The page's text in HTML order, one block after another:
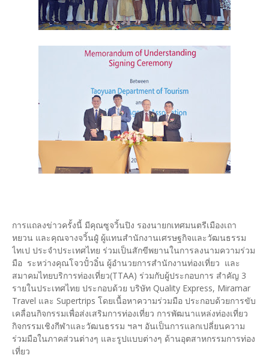
การแถลงข่าวครั้งนี้ มีคุณซูจวิ้นปิง รองนายกเทศมนตรีเมืองเถา
หยวน และคุณจางจวิ้นฝู๋ ผู้แทนสำนักงานเศรษฐกิจและวัฒนธรรม
ไทเป ประจำประเทศไทย ร่วมเป็นสักขีพยานในการลงนามความร่วม
มือ ระหว่างคุณโจวปั๋วอิ๋น ผู้อำนวยการสำนักงานท่องเที่ยว และ
สมาคมไทยบริการท่องเที่ยว(TTAA) ร่วมกับผู้ประกอบการ สำคัญ 3
รายในประเทศไทย ประกอบด้วย บริษัท Quality Express, Miramar
Travel และ Supertrips โดยเนื้อหาความร่วมมือ ประกอบด้วยการขับ
เคลื่อนกิจกรรมเพื่อส่งเสริมการท่องเที่ยว การพัฒนาแหล่งท่องเที่ยว
กิจกรรมเชิงกีฬาและวัฒนธรรม ฯลฯ อันเป็นการแลกเปลี่ยนความ
ร่วมมือในภาคส่วนต่างๆ และรูปแบบต่างๆ ด้านอุตสาหกรรมการท่อง
เที่ยว